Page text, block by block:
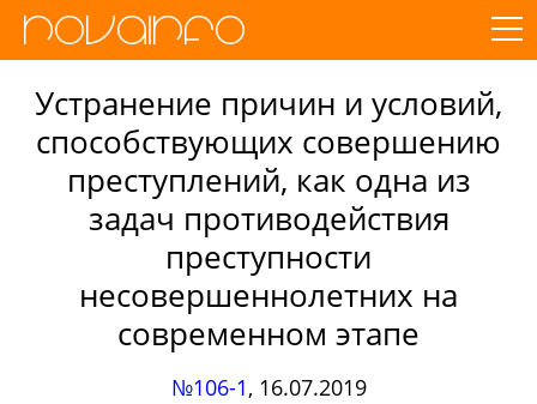
Устранение причин и условий,
способствующих совершению
преступлений, как одна из
задач противодействия
преступности
несовершеннолетних на
современном этапе
№106-1, 16.07.2019